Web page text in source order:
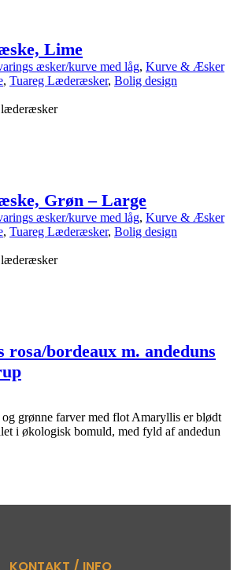
Lime
æsker/kurve med låg, Kurve & Æsker
, Tuareg Læderæsker, Bolig design
læderæsker
Grøn – Large
æsker/kurve med låg, Kurve & Æsker
, Tuareg Læderæsker, Bolig design
læderæsker
rosa/bordeaux m. andeduns
og grønne farver med flot Amaryllis er blødt
i økologisk bomuld, med fyld af andedun